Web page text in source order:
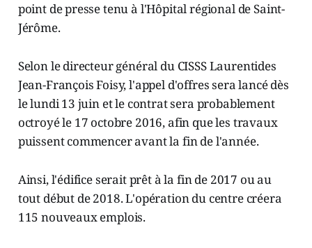
point de presse tenu à l'Hôpital régional de Saint-
Jérôme.
Selon le directeur général du CISSS Laurentides
Jean-François Foisy, l'appel d'offres sera lancé dès
le lundi 13 juin et le contrat sera probablement
octroyé le 17 octobre 2016, afin que les travaux
puissent commencer avant la fin de l'année.
Ainsi, l'édifice serait prêt à la fin de 2017 ou au
tout début de 2018. L'opération du centre créera
115 nouveaux emplois.